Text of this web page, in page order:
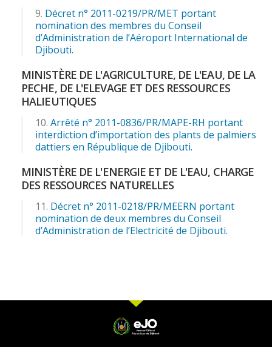
Décret n° 2011-0219/PR/MET portant
nomination des membres du Conseil
d’Administration de l’Aéroport International de
Djibouti.
MINISTÈRE DE L'AGRICULTURE, DE L'EAU, DE LA
PECHE, DE L'ELEVAGE ET DES RESSOURCES
HALIEUTIQUES
Arrêté n° 2011-0836/PR/MAPE-RH portant
interdiction d’importation des plants de palmiers
dattiers en République de Djibouti.
MINISTÈRE DE L'ENERGIE ET DE L'EAU, CHARGE
DES RESSOURCES NATURELLES
Décret n° 2011-0218/PR/MEERN portant
nomination de deux membres du Conseil
d’Administration de l’Electricité de Djibouti.